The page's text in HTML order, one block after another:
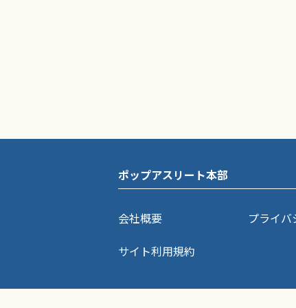
ポップアスリート本部
会社概要 プライバ
サイト利用規約